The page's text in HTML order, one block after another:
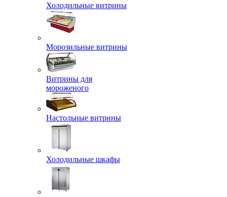
Холодильные витрины
Морозильные витрины
Витрины для
мороженого
Настольные витрины
Холодильные шкафы